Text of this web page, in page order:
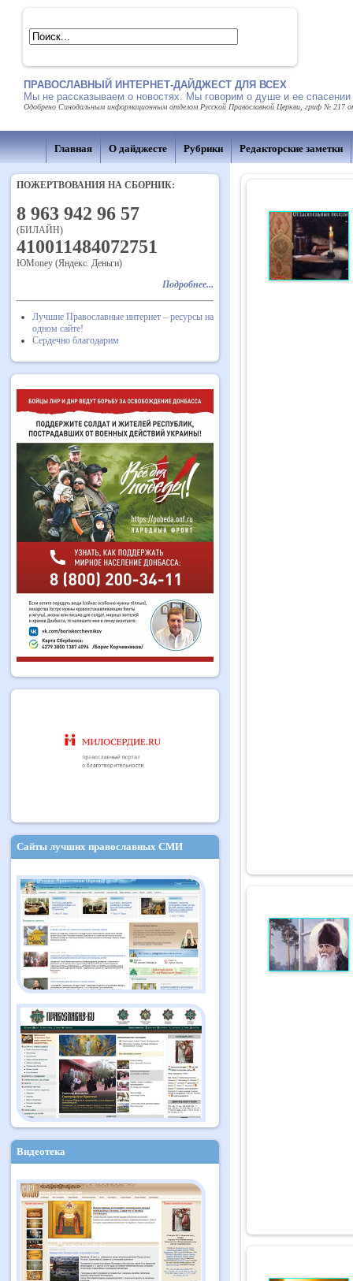
ПРАВОСЛАВНЫЙ ИНТЕРНЕТ-ДАЙДЖЕСТ ДЛЯ ВСЕХ
Мы не рассказываем о новостях. Мы говорим о душе и ее спасении
Одобрено Синодальным информационным отделом Русской Православной Церкви, гриф № 217
Главная О дайджесте Рубрики Редакторские заметки
ПОЖЕРТВОВАНИЯ НА СБОРНИК:
8 963 942 96 57
(БИЛАЙН)
410011484072751
ЮMoney (Яндекс. Деньги)
Подробнее...
Лучшие Православные интернет – ресурсы на
одном сайте!
Сердечно благодарим
Сайты лучших православных СМИ
Видеотека